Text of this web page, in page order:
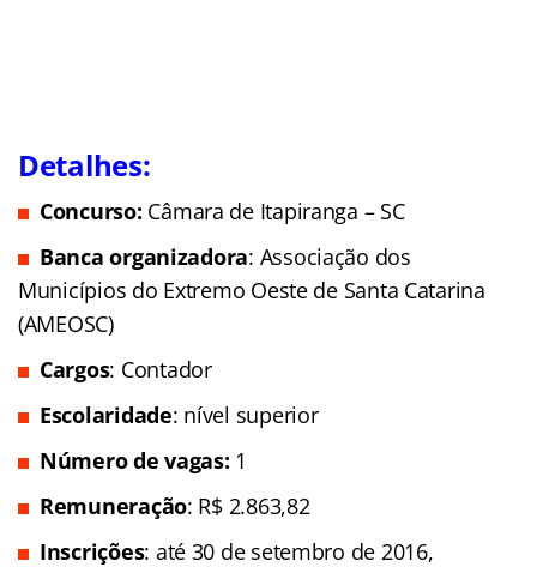
Detalhes:
Concurso: Câmara de Itapiranga – SC
Banca organizadora: Associação dos
Municípios do Extremo Oeste de Santa Catarina
(AMEOSC)
Cargos: Contador
Escolaridade: nível superior
Número de vagas: 1
Remuneração: R$ 2.863,82
Inscrições: até 30 de setembro de 2016,